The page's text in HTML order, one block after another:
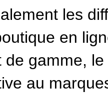
les
en
de gamme,
au